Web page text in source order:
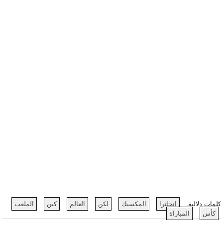
كلمات دلالية: إنجلترا المكسيك لكن العالم كين
الملعب
كأس
المباراة